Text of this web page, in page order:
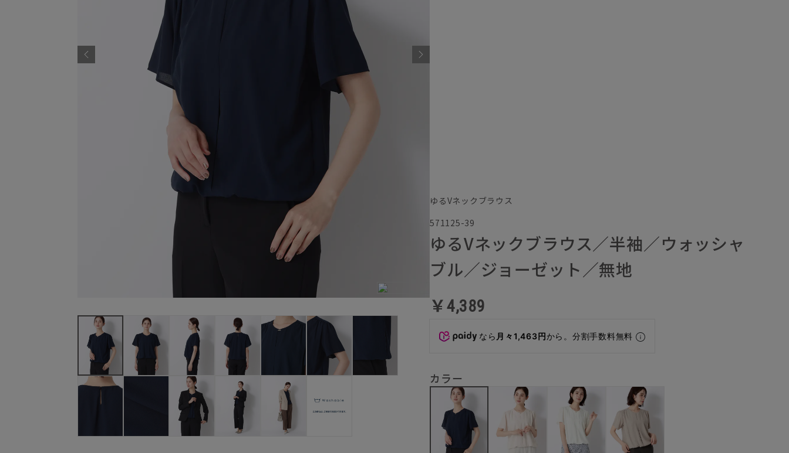
ゆるVネックブラウス
571125-39
ゆるVネックブラウス／半袖／ウォッシャ
ブル／ジョーゼット／無地
￥4,389
なら 月々1,463円から。分割手数料無料
カラー